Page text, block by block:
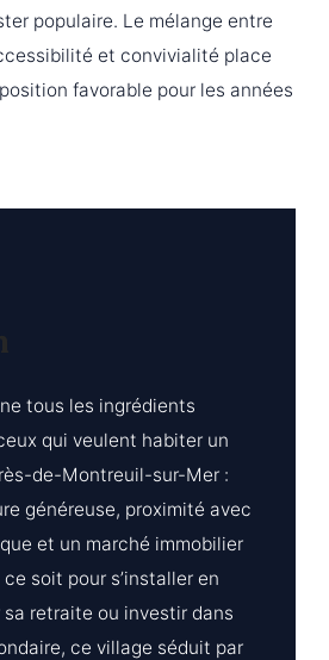
populaire. Le mélange entre
et convivialité place
favorable pour les années
tous les ingrédients
qui veulent habiter un
de-Montreuil-sur-Mer :
généreuse, proximité avec
et un marché immobilier
soit pour s’installer en
retraite ou investir dans
ce village séduit par